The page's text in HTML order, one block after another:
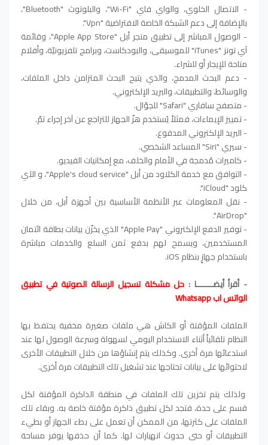
- الاتصال الخلوي، والواي فاي "Wi-Fi"، والبلوتوث "Bluetooth"،
بالإضافة إلى دعم الشبكة الخاصة الافتراضية "Vpn".
- الوصول المباشر إلى تطبيق متجر أبل "Apple App Store"، وقائمة
آي تونز "iTunes" للموسيقى، والبودكاست، وبرامج تلفزيونيّة، وأفلام
متاحة للإيجار أو للشراء.
- دعم البحث المدمج، والذي يتيح البحث المتزامن داخل الملفات،
والوسائط، والتطبيقات، والبريد الإلكتروني.
- متصفح سافاري "Safari" للجوّال.
- تمييز الإيماءات، فمثلاً يُستخدم هزّ الجهاز للتراجع عن آخر إجراء تمّ.
- البريد الإلكتروني المدفوع.
- سيري "Siri" المساعد الشخصي.
- كاميرات مُدمجة في الأمام والخلف، مع إمكانيات الفيديو.
- التوافق مع خدمة الكلاود من أبل "Apple's cloud service"، و الآي
كلود "iCloud".
- نقل المعلومات عبر الأنظمة الأساسية بين أجهزة أبل، من خلال
"AirDrop".
- توفير الدفع الإلكتروني "Apple Pay" الذي يخزّن بيانات بطاقة ائتمان
المستخدمين، ويسمح لهم بدفع ثمن السلع والخدمات مباشرة
باستخدام جهازٍ بنظام iOS.
- أقرأ أيضـــــــا : حل مشكلة تسجيل الرسالة الصوتية في تطبيق
الواتس اب Whatsapp
الملفات المؤقتة أو الكاش هي ملفات صغيرة مخفية يحتفظ بها
النظام تلقائياً أثناء الاستخدام اليومي لسهولة وسرعة الوصول لها عند
استدعائها مرة أخرى. وكذلك يتم إنشاؤها من خلال التطبيقات الأخرى
لاحتوائها على بيانات تحتاجها عند تشغيل تلك التطبيقات مرة أخرى.
ولذلك يتم تخزين تلك الملفات في منطقة الذاكرة المؤقتة لكل
قسم على حدة، فتجد لكل تطبيق ذاكرة مؤقتة خاصة به. وبقاء تلك
الملفات على كثرتها، من الممكن أن تعمل على بطء الجهاز أو بطيء
التطبيقات أو حتى حدوث انهيارات لها. كما أن حذفها يوفر مساحة